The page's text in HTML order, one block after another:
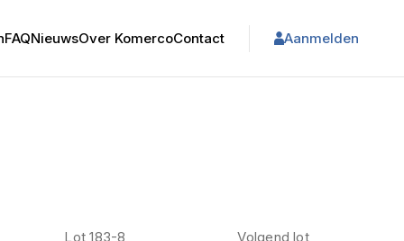
FAQNieuwsOver KomercoContact Aanmelden
Lot 183-8 Volgend lot